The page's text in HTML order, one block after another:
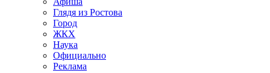
Глядя из Ростова
Город
ЖКХ
Наука
Официально
Реклама